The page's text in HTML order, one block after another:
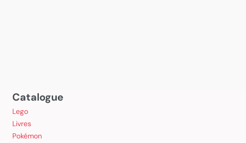
Catalogue
Lego
Livres
Pokémon